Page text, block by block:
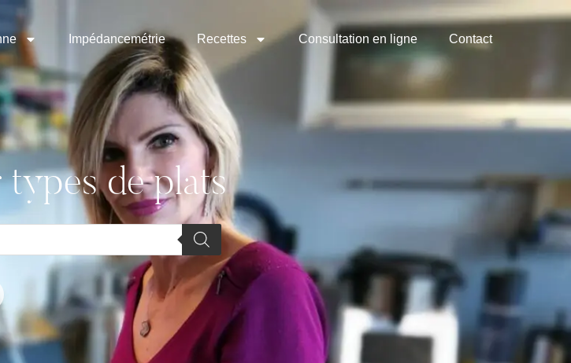
Impédancemétrie Recettes Consultation en ligne Contact
de plats